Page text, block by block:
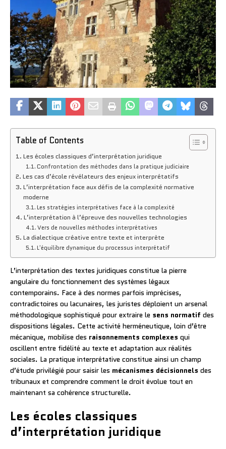
Table of Contents
Les écoles classiques d’interprétation juridique
Confrontation des méthodes dans la pratique judiciaire
Les cas d’école révélateurs des enjeux interprétatifs
L’interprétation face aux défis de la complexité normative
moderne
Les stratégies interprétatives face à la complexité
L’interprétation à l’épreuve des nouvelles technologies
Vers de nouvelles méthodes interprétatives
La dialectique créative entre texte et interprète
L’équilibre dynamique du processus interprétatif
L’interprétation des textes juridiques constitue la pierre
angulaire du fonctionnement des systèmes légaux
contemporains. Face à des normes parfois imprécises,
contradictoires ou lacunaires, les juristes déploient un arsenal
méthodologique sophistiqué pour extraire le sens normatif des
dispositions légales. Cette activité herméneutique, loin d’être
mécanique, mobilise des raisonnements complexes qui
oscillent entre fidélité au texte et adaptation aux réalités
sociales. La pratique interprétative constitue ainsi un champ
d’étude privilégié pour saisir les mécanismes décisionnels des
tribunaux et comprendre comment le droit évolue tout en
maintenant sa cohérence structurelle.
Les écoles classiques
d’interprétation juridique